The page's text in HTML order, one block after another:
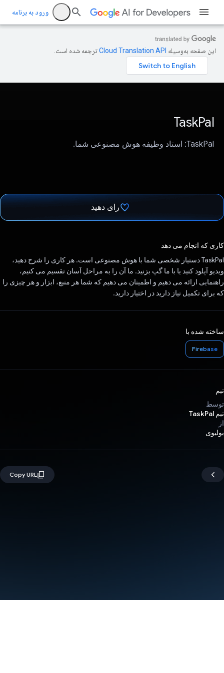
ورود به برنامه
این صفحه به‌وسیله ترجمه شده است.
TaskPal
TaskPal: استاد وظیفه هوش مصنوعی شما.
رای دهید
کاری که انجام می دهد
TaskPal دستیار شخصی شما با هوش مصنوعی است. هر کاری را شرح دهید،
ویدیو آپلود کنید یا با ما گپ بزنید. ما آن را به مراحل آسان تقسیم می کنیم،
راهنمایی ارائه می دهیم و اطمینان می دهیم که شما هر منبع، ابزار و هر چیزی را
که برای تکمیل نیاز دارید در اختیار دارید.
ساخته شده با
Firebase
تیم
توسط
تیم TaskPal
از
بولیوی